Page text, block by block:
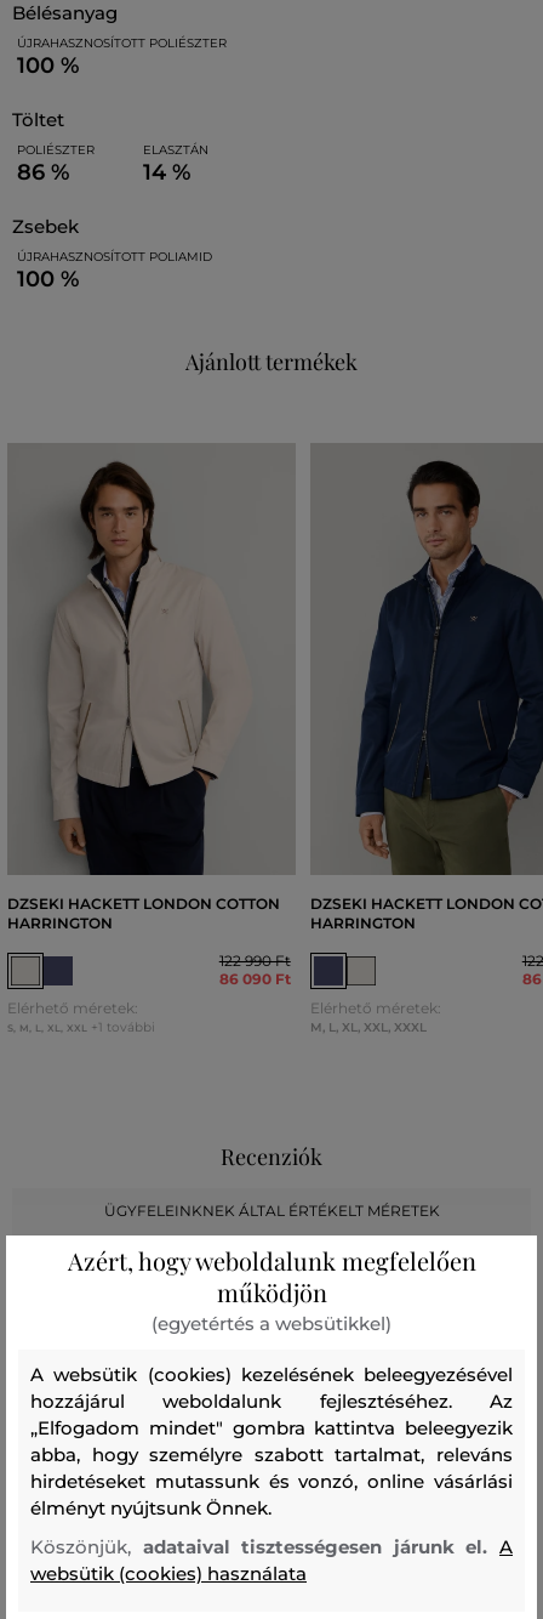
bélésanyag
ÚJRAHASZNOSÍTOTT POLIÉSZTER
100 %
töltet
POLIÉSZTER
86 %
ELASZTÁN
14 %
zsebek
ÚJRAHASZNOSÍTOTT POLIAMID
100 %
Ajánlott termékek
DZSEKI HACKETT LONDON COTTON
HARRINGTON
122 990 Ft
86 090 Ft
Elérhető méretek:
S M L XL XXL +1 további
DZSEKI HACKETT LONDON
HARRINGTON
Elérhető méretek:
M, L, XL, XXL, XXXL
Recenziók
ÜGYFELEINKNEK ÁLTAL ÉRTÉKELT MÉRETEK
A méret sokkal kisebb, mint amit
A méret egy kicsit kisebb, mint
A méret megegyezik az általam
szokásosan viselt mérettel
4
A méret egy kicsit nagyobb, mint
amit általában viselek
0
amit viselek
0
Azért, hogy weboldalunk megfelelően
működjön
(egyetértés a websütikkel)
A websütik (cookies) kezelésének beleegyezésével
hozzájárul weboldalunk fejlesztéséhez. Az
„Elfogadom mindet" gombra kattintva beleegyezik
abba, hogy személyre szabott tartalmat, releváns
hirdetéseket mutassunk és vonzó, online vásárlási
élményt nyújtsunk Önnek.
Köszönjük, adataival tisztességesen járunk el.A
websütik (cookies) használata